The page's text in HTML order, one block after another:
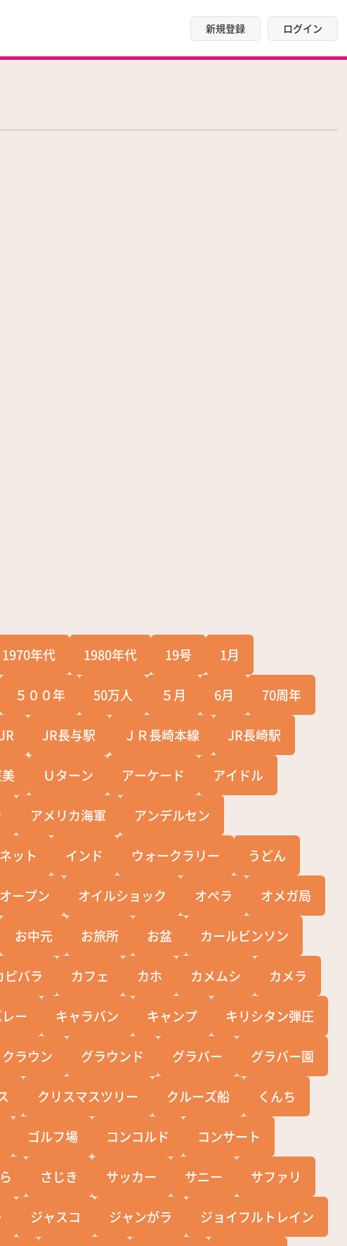
新規登録 ログイン
1970年代 1980年代 19号 1月
５００年 50万人 ５月 6月 70周年
JR長与駅 ＪＲ長崎本線 JR長崎駅
Ｕターン アーケード アイドル
アメリカ海軍 アンデルセン
ット インド ウォークラリー うどん
オープン オイルショック オペラ オメガ局
お中元 お旅所 お盆 カールビンソン
ピバラ カフェ カホ カメムシ カメラ
ー キャラバン キャンプ キリシタン弾圧
クラウン グラウンド グラバー グラバー園
クリスマスツリー クルーズ船 くんち
ゴルフ場 コンコルド コンサート
さじき サッカー サニー サファリ
ジャスコ ジャンがラ ジョイフルトレイン